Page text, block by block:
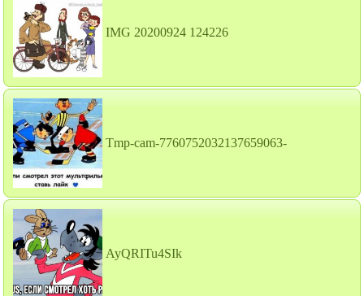
IMG 20200924 124226
Tmp-cam-7760752032137659063-
AyQRITu4SIk